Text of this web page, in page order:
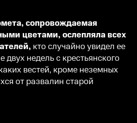
сопровождаемая
цветами, ослепляла всех
кто случайно увидел ее
двух недель с крестьянского
вестей, кроме неземных
от развалин старой